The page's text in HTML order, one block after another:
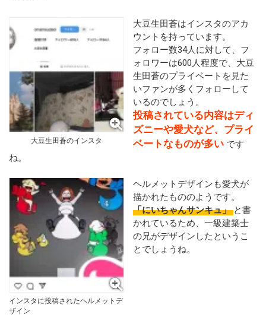
大豆生田蒼のインスタ
大豆生田蒼はインスタのアカ
ウントを持っています。
フォロー数34人に対して、フ
ォロワーは600人程度で、大豆
生田蒼のプライベートを見た
いファンが多くフォローして
いるのでしょう。
投稿されている内容はディ
ズニーや愛犬など、プライ
ベートなものが多い です
ね。
インスタに投稿されたヘルメットデ
ザイン
ヘルメットデザインも愛犬が
描かれたもののようです。
「にいちゃんサンキュ」と書
かれているため、一級建築士
の兄がデザインしたというこ
とでしょうね。